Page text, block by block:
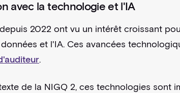
avec la technologie et l'IA
2022 ont vu un intérêt croissant
et l'IA. Ces avancées
.
de la NIGQ 2, ces technologies sont